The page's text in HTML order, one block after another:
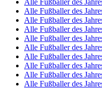
Alle Fußballer des
Alle Fußballer des
Alle Fußballer des
Alle Fußballer des
Alle Fußballer des
Alle Fußballer des
Alle Fußballer des
Alle Fußballer des
Alle Fußballer des